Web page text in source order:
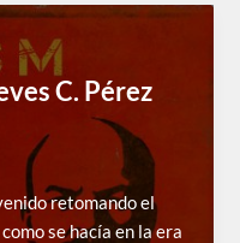
C. Pérez
retomando el
se hacía en la era